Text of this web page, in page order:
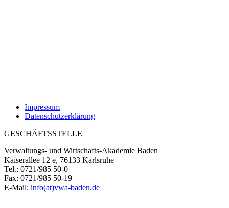
Impressum
Datenschutzerklärung
GESCHÄFTSSTELLE
Verwaltungs- und Wirtschafts-Akademie Baden
Kaiserallee 12 e, 76133 Karlsruhe
Tel.: 0721/985 50-0
Fax: 0721/985 50-19
E-Mail: info(at)vwa-baden.de